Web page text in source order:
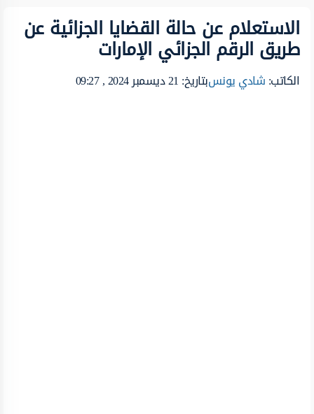
الاستعلام عن حالة القضايا الجزائية عن
طريق الرقم الجزائي الإمارات
الكاتب:شادي يونسبتاريخ: 21 ديسمبر 2024 , 09:27